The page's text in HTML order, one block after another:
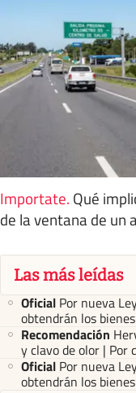
Importate. Qué
de la ventana de un
Las más leídas
Oficial Por nueva
obtendrán los
Recomendación
y clavo de olor | Por
Oficial Por nueva
obtendrán los